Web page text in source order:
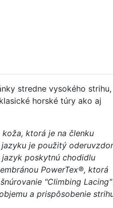
stredne vysokého strihu,
horské túry ako aj
ktorá je na členku
je použitý
poskytnú chodidlu
PowerTex®, ktorá
"Climbing
a prispôsobenie